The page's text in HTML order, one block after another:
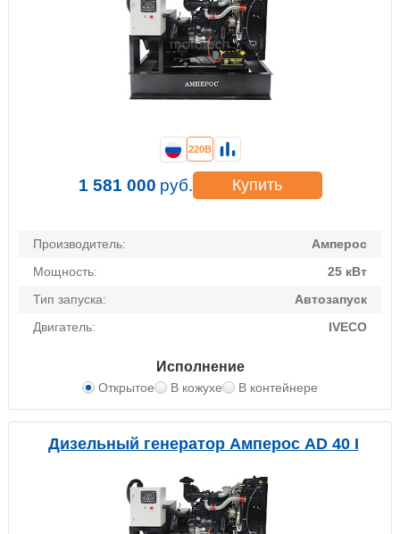
Производитель:
Амперос
Мощность:
25 кВт
Тип запуска:
Автозапуск
Двигатель:
IVECO
Исполнение
Открытое В кожухе В контейнере
220В
1 581 000 руб. Купить
Дизельный генератор Амперос AD 40 I